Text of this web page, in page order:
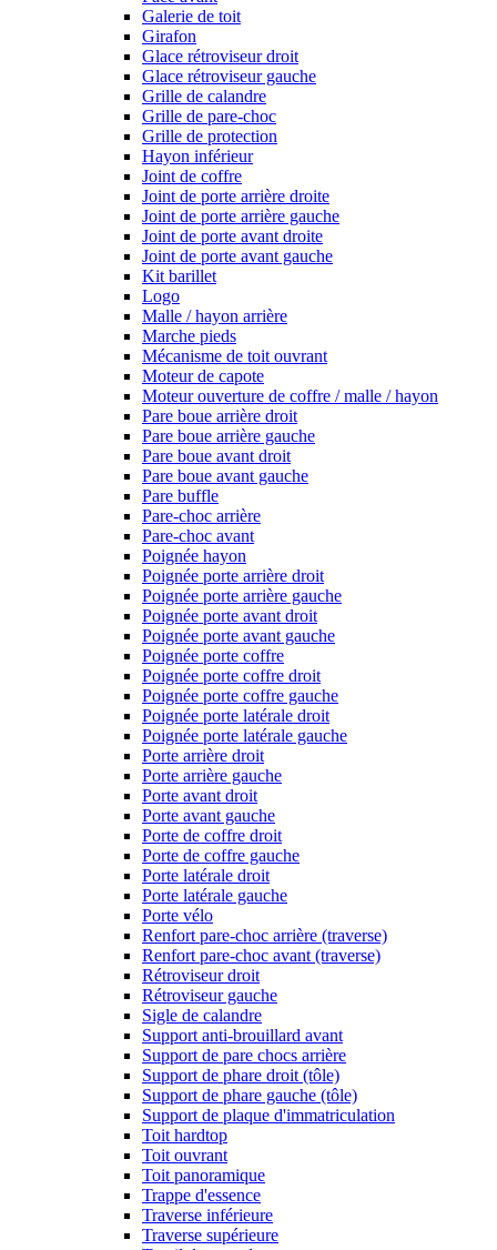
Galerie de toit
Girafon
Glace rétroviseur droit
Glace rétroviseur gauche
Grille de calandre
Grille de pare-choc
Grille de protection
Hayon inférieur
Joint de coffre
Joint de porte arrière droite
Joint de porte arrière gauche
Joint de porte avant droite
Joint de porte avant gauche
Kit barillet
Logo
Malle / hayon arrière
Marche pieds
Mécanisme de toit ouvrant
Moteur de capote
Moteur ouverture de coffre / malle / hayon
Pare boue arrière droit
Pare boue arrière gauche
Pare boue avant droit
Pare boue avant gauche
Pare buffle
Pare-choc arrière
Pare-choc avant
Poignée hayon
Poignée porte arrière droit
Poignée porte arrière gauche
Poignée porte avant droit
Poignée porte avant gauche
Poignée porte coffre
Poignée porte coffre droit
Poignée porte coffre gauche
Poignée porte latérale droit
Poignée porte latérale gauche
Porte arrière droit
Porte arrière gauche
Porte avant droit
Porte avant gauche
Porte de coffre droit
Porte de coffre gauche
Porte latérale droit
Porte latérale gauche
Porte vélo
Renfort pare-choc arrière (traverse)
Renfort pare-choc avant (traverse)
Rétroviseur droit
Rétroviseur gauche
Sigle de calandre
Support anti-brouillard avant
Support de pare chocs arrière
Support de phare droit (tôle)
Support de phare gauche (tôle)
Support de plaque d'immatriculation
Toit hardtop
Toit ouvrant
Toit panoramique
Trappe d'essence
Traverse inférieure
Traverse supérieure